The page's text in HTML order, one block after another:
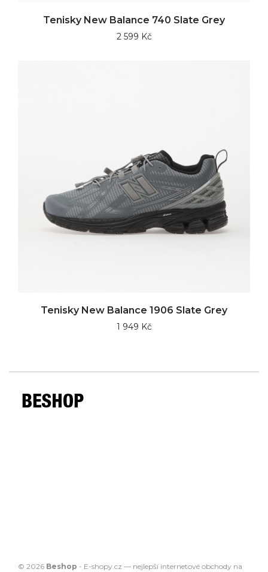
Tenisky New Balance 740 Slate Grey
2 599 Kč
Tenisky New Balance 1906 Slate Grey
1 949 Kč
© 2026 Beshop - E-shopy.cz — nejlepší internetové obchody na